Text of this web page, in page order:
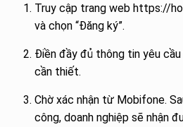
Truy cập trang web https://
và chọn “Đăng ký”.
Điền đầy đủ thông tin yêu
cần thiết.
Chờ xác nhận từ Mobifone.
công, doanh nghiệp sẽ nhận